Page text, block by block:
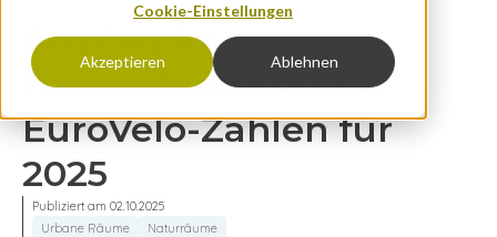
Cookie-Einstellungen
Akzeptieren Ablehnen
Anstieg im
Fahrradtourismus:
EuroVelo-Zahlen für
2025
Publiziert am 02.10.2025
Urbane Räume
Naturräume